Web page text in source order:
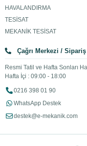
HAVALANDIRMA
TESİSAT
MEKANİK TESİSAT
Çağrı Merkezi / Sipariş
Resmi Tatil ve Hafta Sonları
Hafta İçi : 09:00 - 18:00
0216 398 01 90
WhatsApp Destek
destek@e-mekanik.com